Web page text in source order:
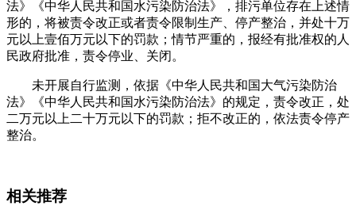
法》《中华人民共和国水污染防治法》，排污单位存在上述情
形的，将被责令改正或者责令限制生产、停产整治，并处十万
元以上壹佰万元以下的罚款；情节严重的，报经有批准权的人
民政府批准，责令停业、关闭。
未开展自行监测，依据《中华人民共和国大气污染防治
法》《中华人民共和国水污染防治法》的规定，责令改正，处
二万元以上二十万元以下的罚款；拒不改正的，依法责令停产
整治。
相关推荐